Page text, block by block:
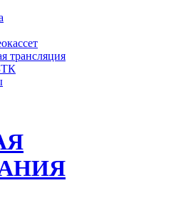
трансляция